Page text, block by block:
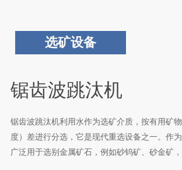
选矿设备
锯齿波跳汰机
锯齿波跳汰机利用水作为选矿介质，按有用矿
度）差进行分选，它是现代重选设备之一。作
广泛用于选别金属矿石，例如砂钨矿、砂金矿，